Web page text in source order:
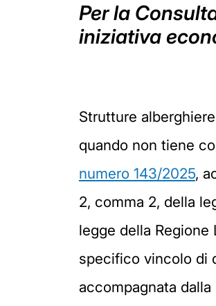
Per la
iniziativa
Strutture
quando non tiene
numero 143/2025,
2, comma 2, della
legge della
specifico vincolo di
accompagnata